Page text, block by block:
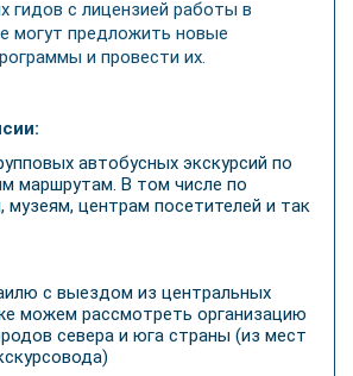
гидов с лицензией работы в
могут предложить новые
и провести их.
автобусных экскурсий по
маршрутам. В том числе по
музеям, центрам посетителей и так
с выездом из центральных
можем рассмотреть организацию
севера и юга страны (из мест